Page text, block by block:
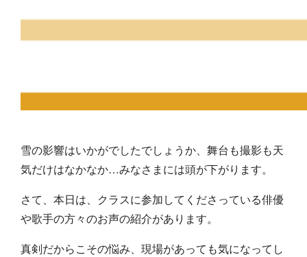
雪の影響はいかがでしたでしょうか、舞台も撮影も天
気だけはなかなか…みなさまには頭が下がります。
さて、本日は、クラスに参加してくださっている俳優
や歌手の方々のお声の紹介があります。
真剣だからこその悩み、現場があっても気になってし